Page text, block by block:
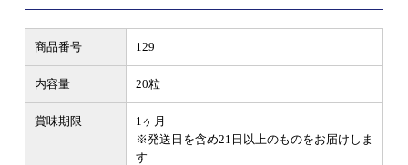
商品番号 129
内容量 20粒
賞味期限
1ヶ月
※発送日を含め21日以上のものをお届けしま
す